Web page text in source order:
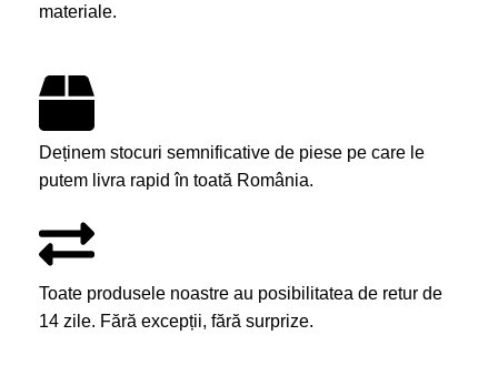
materiale.
Deținem stocuri semnificative de piese pe care le
putem livra rapid în toată România.
Toate produsele noastre au posibilitatea de retur de
14 zile. Fără excepții, fără surprize.